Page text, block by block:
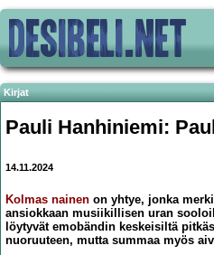
Kirjat
Pauli Hanhiniemi:
14.11.2024
Kolmas nainen on yhtye, jonka
ansiokkaan musiikillisen uran
löytyvät emobändin keskeisiltä
nuoruuteen, mutta summaa myös